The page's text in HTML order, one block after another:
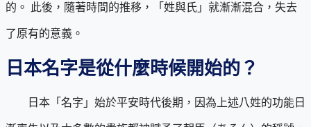
的。 此後，隨著時間的推移，「姓與氏」就漸漸混合，失去
了原有的意義。
日本名字是從什麼時候開始的？
日本「名字」始於平安時代後期，因為上述八姓的功能日